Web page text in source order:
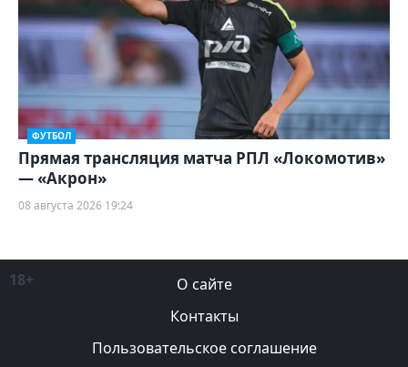
ФУТБОЛ
Прямая трансляция матча РПЛ «Локомотив»
— «Акрон»
08 августа 2026 19:24
18+
О сайте
Контакты
Пользовательское соглашение